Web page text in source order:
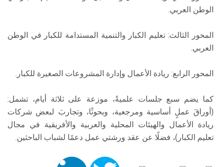
الوطن العربي.
المحور الثالث: تعليم الكبار والتنمية المستدامة للكبار في الوطن
العربي.
المحور الرابع: ريادة الأعمال وإدارة المشروعات الصغيرة للكبار.
كما يضم سبع جلسات علميةً، موزعة على ثلاثة أيام، تشمل:
(أوراقَ عملٍ أساسية ومرجعية، وبحوثًا، وتجاربَ لبعض شركات
ريادة الأعمال والهيئات المحلية والعربية والأفريقية في مجال
تعليم الكبار)، فضلًا عن عقد ورشتي عمل دعمًا لشباب الباحثين.